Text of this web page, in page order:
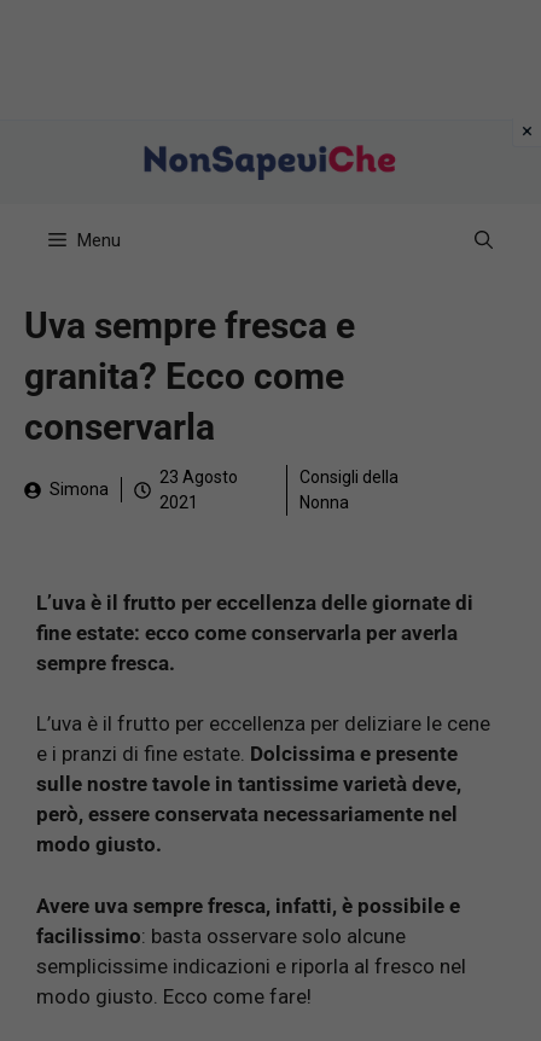
Menu
Uva sempre fresca e
granita? Ecco come
conservarla
Simona
23 Agosto
2021
Consigli della
Nonna
L’uva è il frutto per eccellenza delle giornate di
fine estate: ecco come conservarla per averla
sempre fresca.
L’uva è il frutto per eccellenza per deliziare le cene
e i pranzi di fine estate. Dolcissima e presente
sulle nostre tavole in tantissime varietà deve,
però, essere conservata necessariamente nel
modo giusto.
Avere uva sempre fresca, infatti, è possibile e
facilissimo: basta osservare solo alcune
semplicissime indicazioni e riporla al fresco nel
modo giusto. Ecco come fare!